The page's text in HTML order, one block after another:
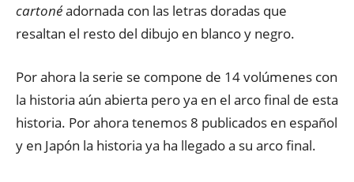
cartonéadornada con las letras doradas que
resaltan el resto del dibujo en blanco y negro.
Por ahora la serie se compone de 14 volúmenes con
la historia aún abierta pero ya en el arco final de esta
historia. Por ahora tenemos 8 publicados en español
y en Japón la historia ya ha llegado a su arco final.